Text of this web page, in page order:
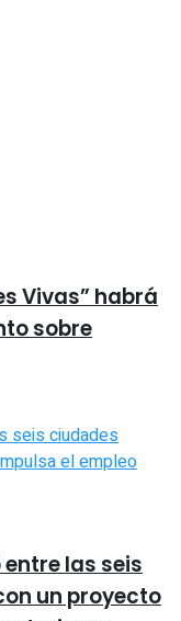
Vivas” habrá
sobre
las seis
un proyecto